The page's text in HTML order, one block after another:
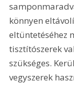
könnyen
eltüntetéséhez
tisztítószerek
szükséges.
vegyszerek